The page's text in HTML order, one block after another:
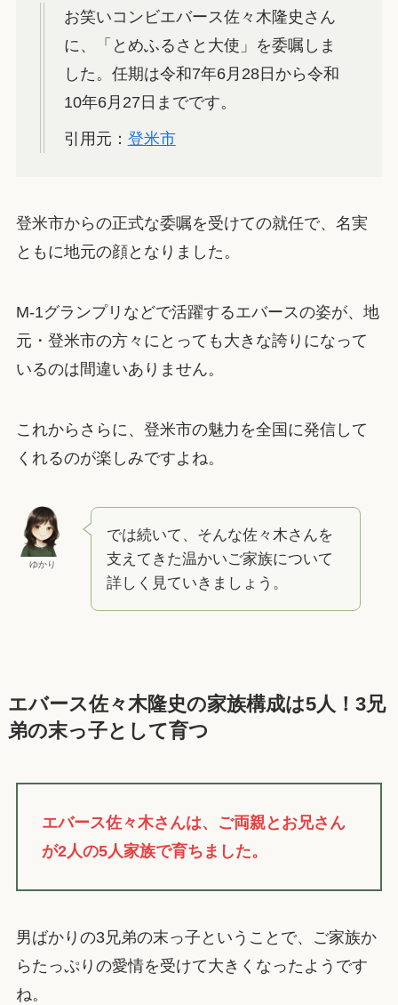
お笑いコンビエバース佐々木隆史さん
に、「とめふるさと大使」を委嘱しま
した。任期は令和7年6月28日から令和
10年6月27日までです。
引用元： 登米市
登米市からの正式な委嘱を受けての就任で、名実
ともに地元の顔となりました。
M-1グランプリなどで活躍するエバースの姿が、地
元・登米市の方々にとっても大きな誇りになって
いるのは間違いありません。
これからさらに、登米市の魅力を全国に発信して
くれるのが楽しみですよね。
ゆかり
では続いて、そんな佐々木さんを
支えてきた温かいご家族について
詳しく見ていきましょう。
エバース佐々木隆史の家族構成は5人！3兄
弟の末っ子として育つ
エバース佐々木さんは、ご両親とお兄さん
が2人の5人家族で育ちました。
男ばかりの3兄弟の末っ子ということで、ご家族か
らたっぷりの愛情を受けて大きくなったようです
ね。